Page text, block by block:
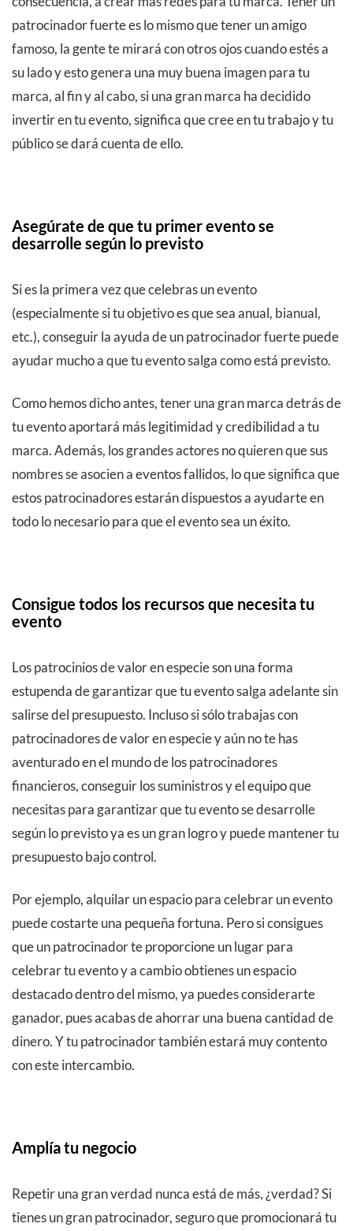
patrocinador fuerte es lo mismo que tener un amigo
famoso, la gente te mirará con otros ojos cuando estés a
su lado y esto genera una muy buena imagen para tu
marca, al fin y al cabo, si una gran marca ha decidido
invertir en tu evento, significa que cree en tu trabajo y tu
público se dará cuenta de ello.
Asegúrate de que tu primer evento se
desarrolle según lo previsto
Si es la primera vez que celebras un evento
(especialmente si tu objetivo es que sea anual, bianual,
etc.), conseguir la ayuda de un patrocinador fuerte puede
ayudar mucho a que tu evento salga como está previsto.
Como hemos dicho antes, tener una gran marca detrás de
tu evento aportará más legitimidad y credibilidad a tu
marca. Además, los grandes actores no quieren que sus
nombres se asocien a eventos fallidos, lo que significa que
estos patrocinadores estarán dispuestos a ayudarte en
todo lo necesario para que el evento sea un éxito.
Consigue todos los recursos que necesita tu
evento
Los patrocinios de valor en especie son una forma
estupenda de garantizar que tu evento salga adelante sin
salirse del presupuesto. Incluso si sólo trabajas con
patrocinadores de valor en especie y aún no te has
aventurado en el mundo de los patrocinadores
financieros, conseguir los suministros y el equipo que
necesitas para garantizar que tu evento se desarrolle
según lo previsto ya es un gran logro y puede mantener tu
presupuesto bajo control.
Por ejemplo, alquilar un espacio para celebrar un evento
puede costarte una pequeña fortuna. Pero si consigues
que un patrocinador te proporcione un lugar para
celebrar tu evento y a cambio obtienes un espacio
destacado dentro del mismo, ya puedes considerarte
ganador, pues acabas de ahorrar una buena cantidad de
dinero. Y tu patrocinador también estará muy contento
con este intercambio.
Amplía tu negocio
Repetir una gran verdad nunca está de más, ¿verdad? Si
tienes un gran patrocinador, seguro que promocionará tu